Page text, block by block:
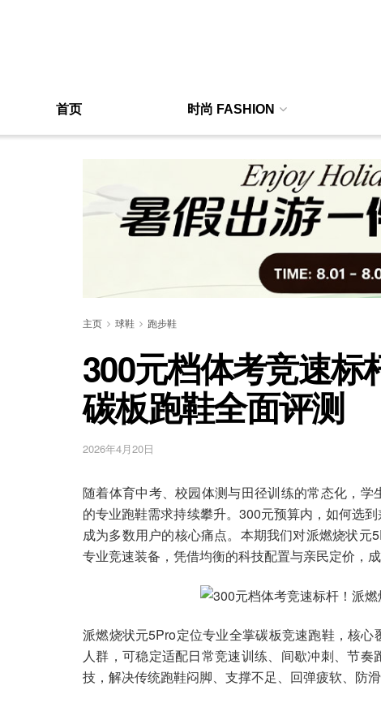
首页 时尚 FASHION
主页 球鞋 跑步鞋
300元档体考竞速
碳板跑鞋全面评测
2026年4月20日
随着体育中考、校园体测与田径训练的常态化，
的专业跑鞋需求持续攀升。300元预算内，如何选
成为多数用户的核心痛点。本期我们对派燃烧状元
专业竞速装备，凭借均衡的科技配置与亲民定价，
派燃烧状元5Pro定位专业全掌碳板竞速跑鞋，核
人群，可稳定适配日常竞速训练、间歇冲刺、节
技，解决传统跑鞋闷脚、支撑不足、回弹疲软、防滑